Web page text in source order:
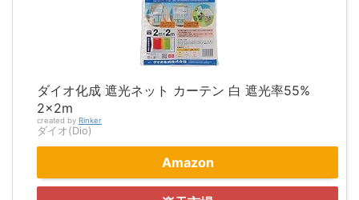
ダイオ化成 遮光ネット カーテン 白 遮光率55%
2×2m
created by Rinker
ダイオ(Dio)
Amazon